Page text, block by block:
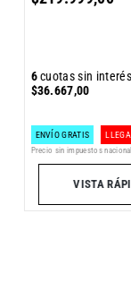
6cuotas sin
$36.667,00
ENVÍO GRATIS
Precio sin impuestos
VISTA